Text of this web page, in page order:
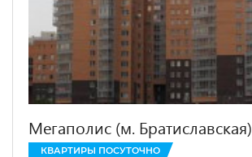
Мегаполис (м. Братиславская)
КВАРТИРЫ ПОСУТОЧНО